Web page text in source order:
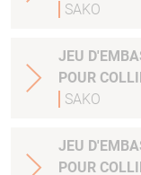
SAKO
JEU D'EMBASE BRONZE MAGNUM NEW
SAKO
JEU
POUR